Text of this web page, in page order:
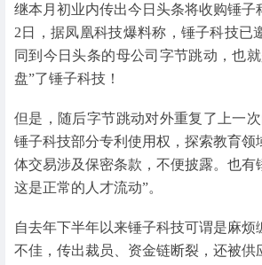
继本月初业内传出今日头条将收购锤子
2日，据凤凰科技爆料称，锤子科技已
同到今日头条的母公司字节跳动，也
盘”了锤子科技！
但是，随后字节跳动对外重复了上一
锤子科技部分专利使用权，探索教育领
体交易涉及保密条款，不便披露。也有
这是正常的人才流动”。
自去年下半年以来锤子科技可谓是麻烦
不佳，传出裁员、资金链断裂，还被供